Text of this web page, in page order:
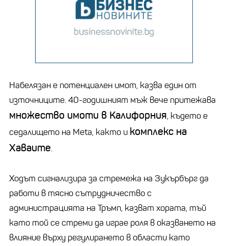
Набелязан е потенциален имот, казва един от
източниците. 40-годишният мъж вече притежава
множество имоти в Калифорния, където е
седалището на Meta, както и комплекс на
Хаваите.
Ходът сигнализира за стремежа на Зукърбърг да
работи в тясно сътрудничество с
администрацията на Тръмп, казват хората, тъй
като той се стреми да играе роля в оказването на
влияние върху регулирането в области като